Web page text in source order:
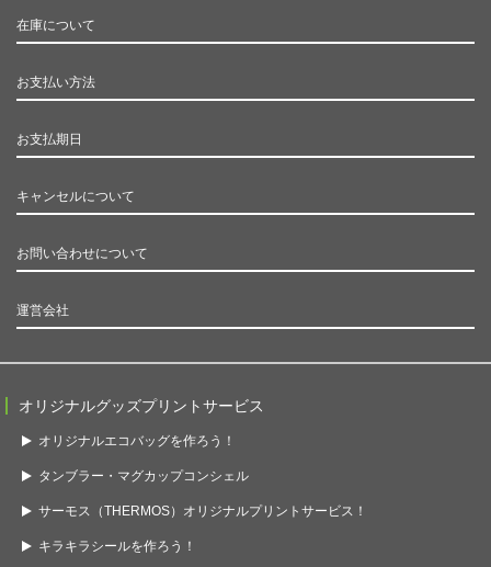
在庫について
お支払い方法
お支払期日
キャンセルについて
お問い合わせについて
運営会社
オリジナルグッズプリントサービス
オリジナルエコバッグを作ろう！
タンブラー・マグカップコンシェル
サーモス（THERMOS）オリジナルプリントサービス！
キラキラシールを作ろう！